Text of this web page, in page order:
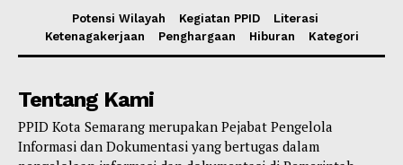
Potensi Wilayah Kegiatan PPID
Literasi
Ketenagakerjaan
Penghargaan Hiburan Kategori
Tentang Kami
PPID Kota Semarang merupakan Pejabat Pengelola
Informasi dan Dokumentasi yang bertugas dalam